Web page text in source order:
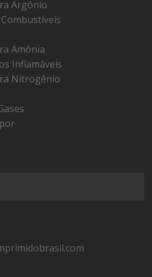
Argônio
Amônia
Inflamáveis
Nitrogênio